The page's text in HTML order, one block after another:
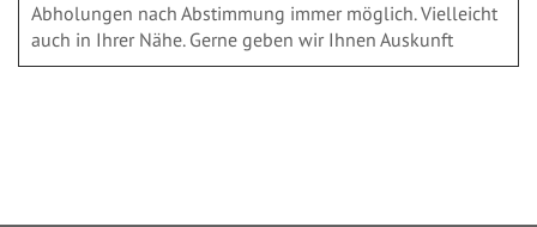
Abholungen nach Abstimmung immer möglich. Vielleicht
auch in Ihrer Nähe. Gerne geben wir Ihnen Auskunft